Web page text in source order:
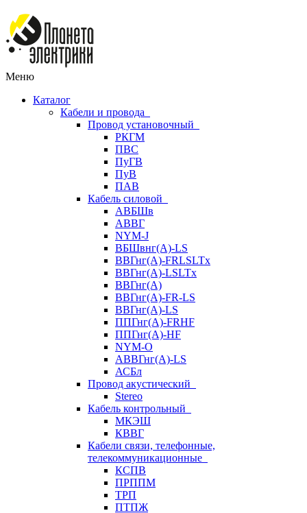
Меню
Каталог
Кабели и провода
Провод установочный
РКГМ
ПВС
ПуГВ
ПуВ
ПАВ
Кабель силовой
АВБШв
АВВГ
NYM-J
ВБШвнг(А)-LS
ВВГнг(A)-FRLSLTx
ВВГнг(A)-LSLTx
ВВГнг(А)
ВВГнг(А)-FR-LS
ВВГнг(А)-LS
ППГнг(А)-FRHF
ППГнг(А)-HF
NYM-O
АВВГнг(А)-LS
АСБл
Провод акустический
Stereo
Кабель контрольный
МКЭШ
КВВГ
Кабели связи, телефонные,
телекоммуникационные
КСПВ
ПРППМ
ТРП
ПТПЖ